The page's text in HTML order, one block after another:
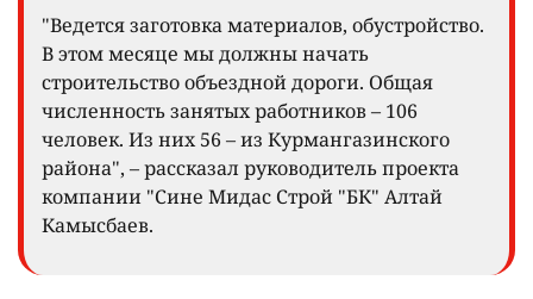
"Ведется заготовка материалов, обустройство.
В этом месяце мы должны начать
строительство объездной дороги. Общая
численность занятых работников – 106
человек. Из них 56 – из Курмангазинского
района", – рассказал руководитель проекта
компании "Сине Мидас Строй "БК" Алтай
Камысбаев.